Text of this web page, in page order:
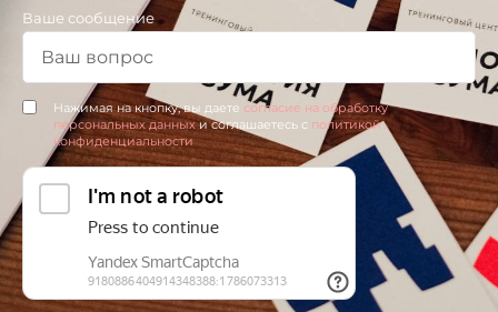
Ваше сообщение
Нажимая на кнопку, вы даете согласие на обработку
персональных данныхи соглашаетесь c политикой
конфиденциальности